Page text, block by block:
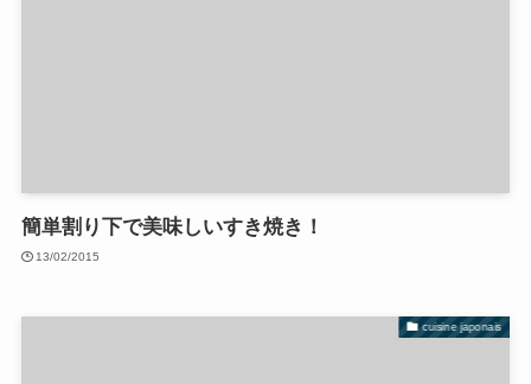
簡単割り下で美味しいすき焼き！
13/02/2015
cuisine japonais